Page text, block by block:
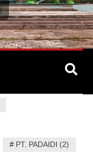
# PT. PADAIDI (2)